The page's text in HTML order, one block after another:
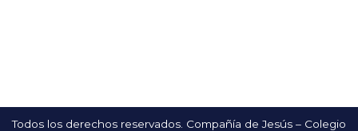
Todos los derechos reservados. Compañía de Jesús – Colegio